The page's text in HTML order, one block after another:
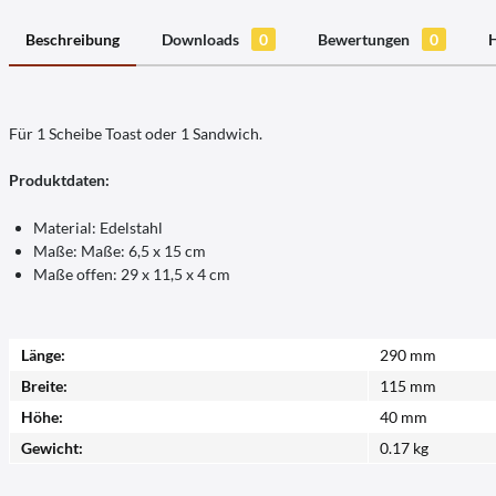
Beschreibung Downloads 0 Bewertungen 0
Für 1 Scheibe Toast oder 1 Sandwich.
Produktdaten:
Material: Edelstahl
Maße: Maße: 6,5 x 15 cm
Maße offen: 29 x 11,5 x 4 cm
Länge:
290 mm
Breite:
115 mm
Höhe:
40 mm
Gewicht:
0.17 kg